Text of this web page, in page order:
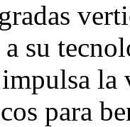
su
la
para